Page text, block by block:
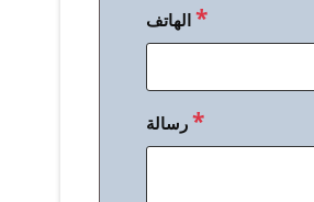
الهاتف*
رسالة*